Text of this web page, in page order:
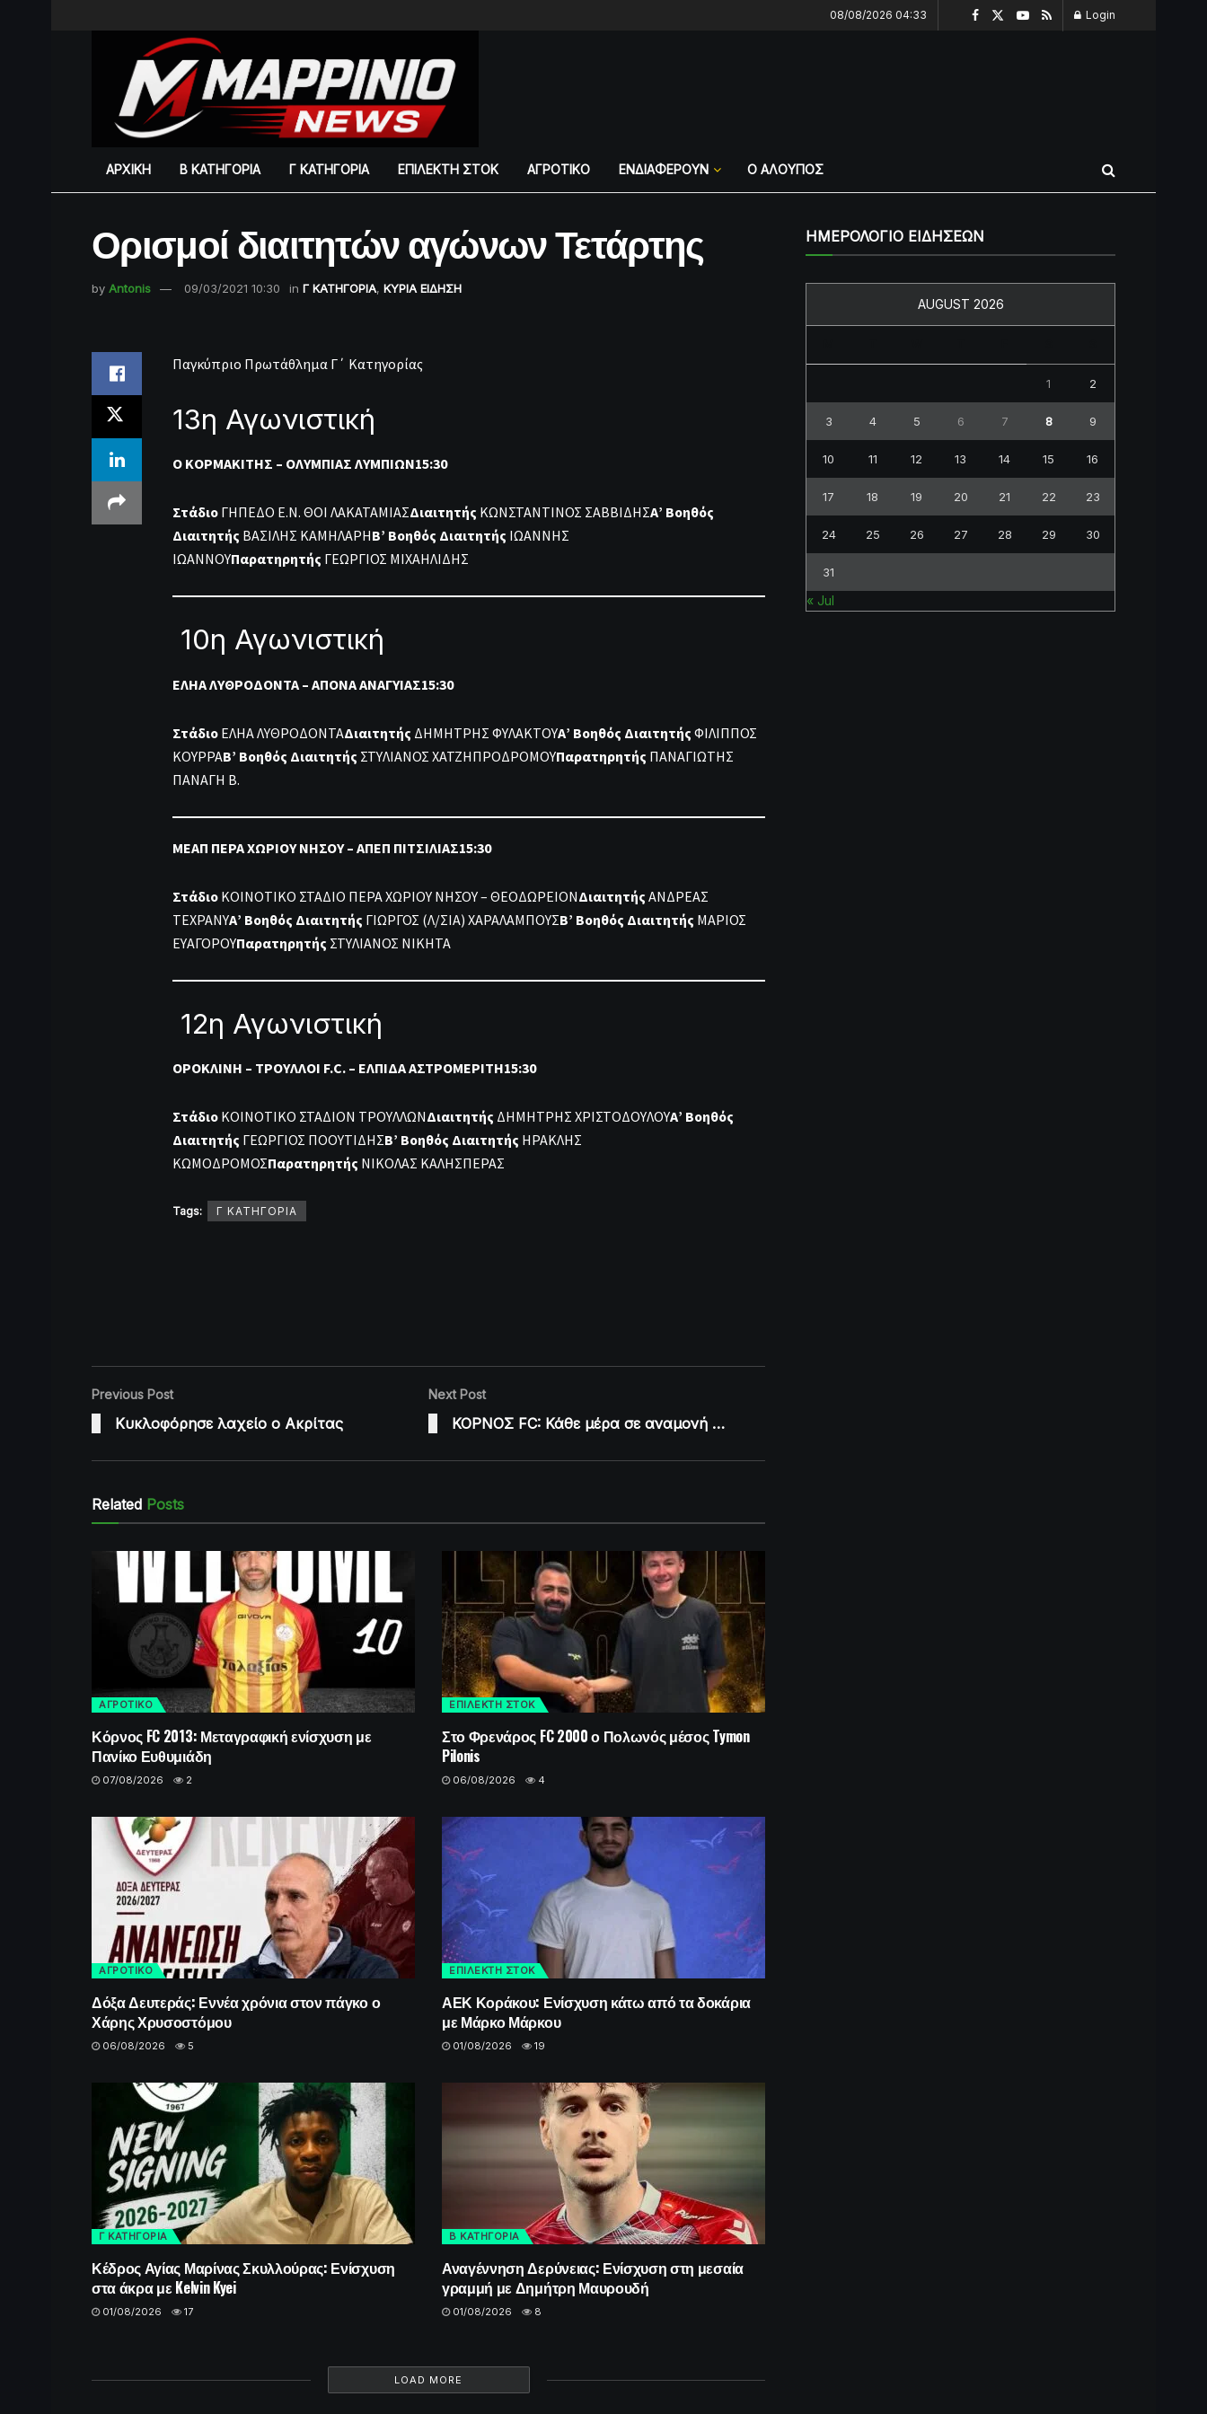
08/08/2026 04:33 Login
ΑΡΧΙΚΗ Β ΚΑΤΗΓΟΡΙΑ Γ ΚΑΤΗΓΟΡΙΑ ΕΠΙΛΕΚΤΗ ΣΤΟΚ ΑΓΡΟΤΙΚΟ ΕΝΔΙΑΦΕΡΟΥΝ Ο ΑΛΟΥΠΟΣ
Ορισμοί διαιτητών αγώνων Τετάρτης
by Antonis 09/03/2021 10:30 in Γ ΚΑΤΗΓΟΡΙΑ, ΚΥΡΙΑ ΕΙΔΗΣΗ
Παγκύπριο Πρωτάθλημα Γ΄ Κατηγορίας
13η Αγωνιστική
Ο ΚΟΡΜΑΚΙΤΗΣ – ΟΛΥΜΠΙΑΣ ΛΥΜΠΙΩΝ15:30
Στάδιο ΓΗΠΕΔΟ Ε.Ν. ΘΟΙ ΛΑΚΑΤΑΜΙΑΣΔιαιτητής ΚΩΝΣΤΑΝΤΙΝΟΣ ΣΑΒΒΙΔΗΣΑ’ Βοηθός
Διαιτητής ΒΑΣΙΛΗΣ ΚΑΜΗΛΑΡΗΒ’ Βοηθός Διαιτητής ΙΩΑΝΝΗΣ
ΙΩΑΝΝΟΥΠαρατηρητής ΓΕΩΡΓΙΟΣ ΜΙΧΑΗΛΙΔΗΣ
10η Αγωνιστική
ΕΛΗΑ ΛΥΘΡΟΔΟΝΤΑ – ΑΠΟΝΑ ΑΝΑΓΥΙΑΣ15:30
Στάδιο ΕΛΗΑ ΛΥΘΡΟΔΟΝΤΑΔιαιτητής ΔΗΜΗΤΡΗΣ ΦΥΛΑΚΤΟΥΑ’ Βοηθός Διαιτητής ΦΙΛΙΠΠΟΣ
ΚΟΥΡΡΑΒ’ Βοηθός Διαιτητής ΣΤΥΛΙΑΝΟΣ ΧΑΤΖΗΠΡΟΔΡΟΜΟΥΠαρατηρητής ΠΑΝΑΓΙΩΤΗΣ
ΠΑΝΑΓΗ Β.
ΜΕΑΠ ΠΕΡΑ ΧΩΡΙΟΥ ΝΗΣΟΥ – ΑΠΕΠ ΠΙΤΣΙΛΙΑΣ15:30
Στάδιο ΚΟΙΝΟΤΙΚΟ ΣΤΑΔΙΟ ΠΕΡΑ ΧΩΡΙΟΥ ΝΗΣΟΥ – ΘΕΟΔΩΡΕΙΟΝΔιαιτητής ΑΝΔΡΕΑΣ
ΤΕΧΡΑΝΥΑ’ Βοηθός Διαιτητής ΓΙΩΡΓΟΣ (Λ/ΣΙΑ) ΧΑΡΑΛΑΜΠΟΥΣΒ’ Βοηθός Διαιτητής ΜΑΡΙΟΣ
ΕΥΑΓΟΡΟΥΠαρατηρητής ΣΤΥΛΙΑΝΟΣ ΝΙΚΗΤΑ
12η Αγωνιστική
ΟΡΟΚΛΙΝΗ – ΤΡΟΥΛΛΟΙ F.C. – ΕΛΠΙΔΑ ΑΣΤΡΟΜΕΡΙΤΗ15:30
Στάδιο KOINOTIKO ΣΤΑΔΙΟΝ ΤΡΟΥΛΛΩΝΔιαιτητής ΔΗΜΗΤΡΗΣ ΧΡΙΣΤΟΔΟΥΛΟΥΑ’ Βοηθός
Διαιτητής ΓΕΩΡΓΙΟΣ ΠΟΟΥΤΙΔΗΣΒ’ Βοηθός Διαιτητής ΗΡΑΚΛΗΣ
ΚΩΜΟΔΡΟΜΟΣΠαρατηρητής ΝΙΚΟΛΑΣ ΚΑΛΗΣΠΕΡΑΣ
Tags: Γ ΚΑΤΗΓΟΡΙΑ
Previous Post
Κυκλοφόρησε λαχείο ο Ακρίτας
Next Post
ΚΟΡΝΟΣ FC: Κάθε μέρα σε αναμονή …
Related Posts
ΑΓΡΟΤΙΚΟ
Κόρνος FC 2013: Μεταγραφική ενίσχυση με
Πανίκο Ευθυμιάδη
07/08/2026 2
ΕΠΙΛΕΚΤΗ ΣΤΟΚ
Στο Φρενάρος FC 2000 ο Πολωνός μέσος Tymon
Pilonis
06/08/2026 4
ΑΓΡΟΤΙΚΟ
Δόξα Δευτεράς: Εννέα χρόνια στον πάγκο ο
Χάρης Χρυσοστόμου
06/08/2026 5
ΕΠΙΛΕΚΤΗ ΣΤΟΚ
ΑΕΚ Κοράκου: Ενίσχυση κάτω από τα δοκάρια
με Μάρκο Μάρκου
01/08/2026 19
Γ ΚΑΤΗΓΟΡΙΑ
Κέδρος Αγίας Μαρίνας Σκυλλούρας: Ενίσχυση
στα άκρα με Kelvin Kyei
01/08/2026 17
Β ΚΑΤΗΓΟΡΙΑ
Αναγέννηση Δερύνειας: Ενίσχυση στη μεσαία
γραμμή με Δημήτρη Μαυρουδή
01/08/2026 8
LOAD MORE
ΗΜΕΡΟΛΟΓΙΟ ΕΙΔΗΣΕΩΝ
AUGUST 2026
1 2
3 4 5 6 7 8 9
10 11 12 13 14 15 16
17 18 19 20 21 22 23
24 25 26 27 28 29 30
31
« Jul